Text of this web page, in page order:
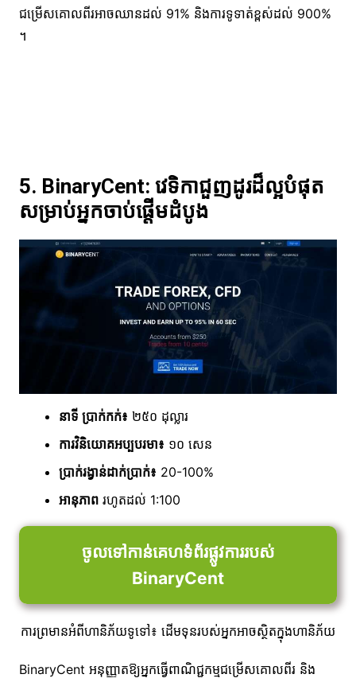
ជម្រើសគោលពីរអាចឈានដល់ 91% និងការទូទាត់ខ្ពស់ដល់ 900%
។
5. BinaryCent: វេទិកាជួញដូរដ៏ល្អបំផុត
សម្រាប់អ្នកចាប់ផ្តើមដំបូង
នាទី ប្រាក់កក់៖ ២៥០ ដុល្លារ
ការវិនិយោគអប្បបរមា៖ ១០ សេន
ប្រាក់រង្វាន់ដាក់ប្រាក់៖ 20-100%
អានុភាពរហូតដល់ 1:100
ចូលទៅកាន់គេហទំព័រផ្លូវការរបស់
BinaryCent
ការព្រមានអំពីហានិភ័យទូទៅ៖ ដើមទុនរបស់អ្នកអាចស្ថិតក្នុងហានិភ័យ
BinaryCent អនុញ្ញាតឱ្យអ្នកធ្វើពាណិជ្ជកម្មជម្រើសគោលពីរ និង